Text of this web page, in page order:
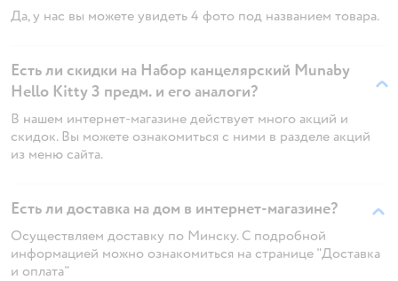
Да, у нас вы можете увидеть 4 фото под названием товара.
Есть ли скидки на Набор канцелярский Munaby
Hello Kitty 3 предм. и его аналоги?
В нашем интернет-магазине действует много акций и
скидок. Вы можете ознакомиться с ними в разделе акций
из меню сайта.
Есть ли доставка на дом в интернет-магазине?
Осуществляем доставку по Минску. С подробной
информацией можно ознакомиться на странице "Доставка
и оплата"